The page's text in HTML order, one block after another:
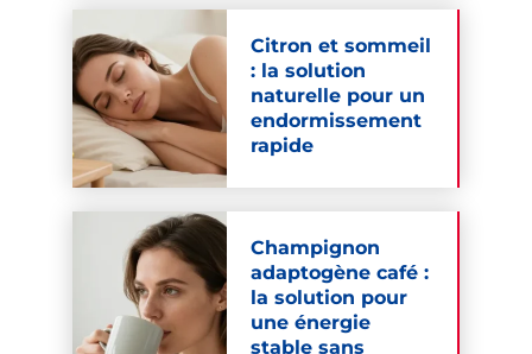
Citron et sommeil
: la solution
naturelle pour un
endormissement
rapide
Champignon
adaptogène café :
la solution pour
une énergie
stable sans